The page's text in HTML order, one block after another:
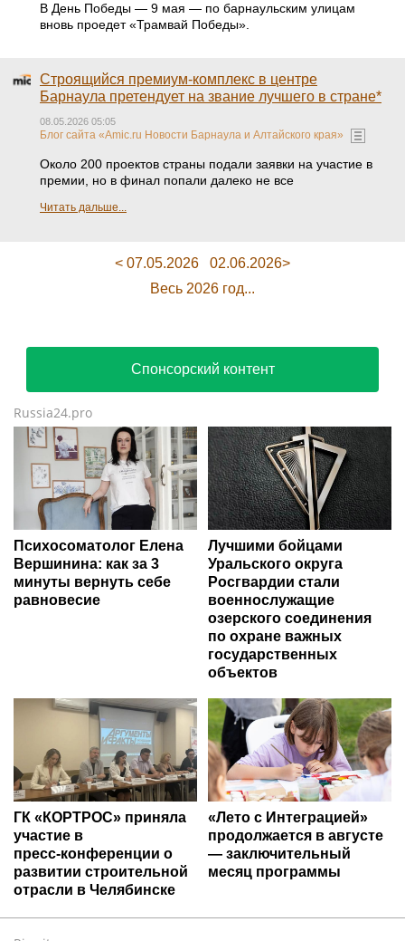
В День Победы — 9 мая — по барнаульским улицам
вновь проедет «Трамвай Победы».
Строящийся премиум-комплекс в центре
Барнаула претендует на звание лучшего в стране*
08.05.2026 05:05
Блог сайта «Amic.ru Новости Барнаула и Алтайского края»
Около 200 проектов страны подали заявки на участие в
премии, но в финал попали далеко не все
Читать дальше...
< 07.05.2026
02.06.2026>
Весь 2026 год...
Спонсорский контент
Russia24.pro
Психосоматолог Елена
Вершинина: как за 3
минуты вернуть себе
равновесие
Лучшими бойцами
Уральского округа
Росгвардии стали
военнослужащие
озерского соединения
по охране важных
государственных
объектов
ГК «КОРТРОС» приняла
участие в
пресс‑конференции о
развитии строительной
отрасли в Челябинске
«Лето с Интеграцией»
продолжается в августе
— заключительный
месяц программы